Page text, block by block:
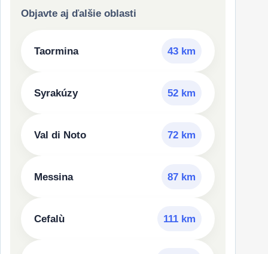
Objavte aj ďalšie oblasti
Taormina 43 km
Syrakúzy 52 km
Val di Noto 72 km
Messina 87 km
Cefalù 111 km